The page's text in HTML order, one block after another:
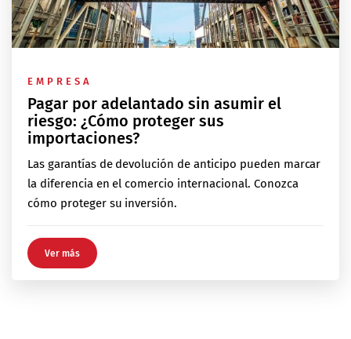
EMPRESA
Pagar por adelantado sin asumir el
riesgo: ¿Cómo proteger sus
importaciones?
Las garantías de devolución de anticipo pueden marcar
la diferencia en el comercio internacional. Conozca
cómo proteger su inversión.
Ver más